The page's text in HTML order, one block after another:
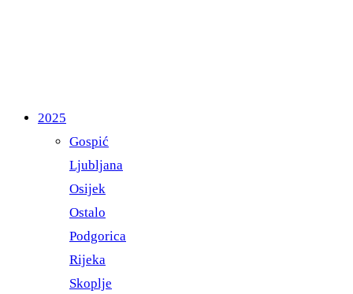
2025
Gospić
Ljubljana
Osijek
Ostalo
Podgorica
Rijeka
Skoplje